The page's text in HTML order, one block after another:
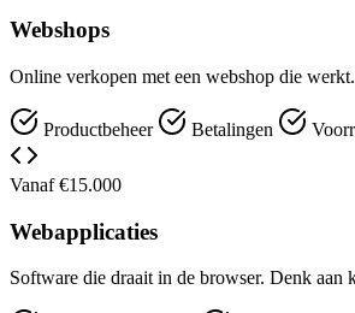
Webshops
Online verkopen met een webshop die
Productbeheer Betalingen
Vanaf €15.000
Webapplicaties
Software die draait in de browser. Denk